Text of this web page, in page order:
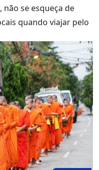
se esqueça de
quando viajar pelo